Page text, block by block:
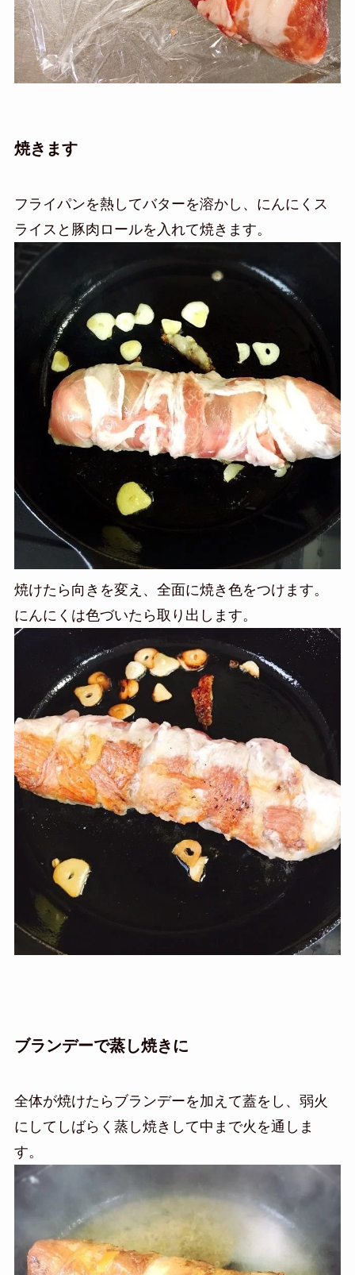
焼きます
フライパンを熱してバターを溶かし、にんにくス
ライスと豚肉ロールを入れて焼きます。
焼けたら向きを変え、全面に焼き色をつけます。
にんにくは色づいたら取り出します。
ブランデーで蒸し焼きに
全体が焼けたらブランデーを加えて蓋をし、弱火
にしてしばらく蒸し焼きして中まで火を通しま
す。